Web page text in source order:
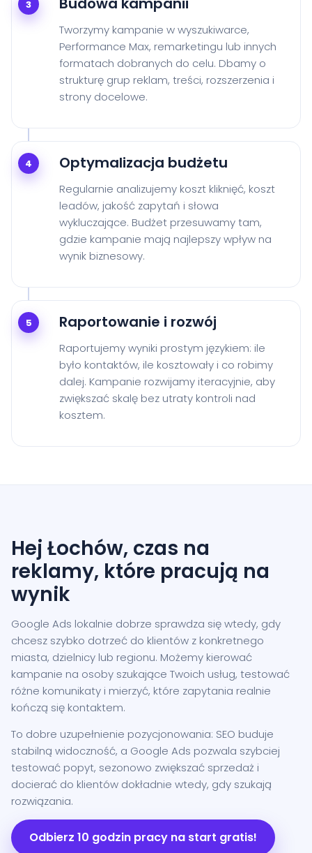
3
Tworzymy kampanie w wyszukiwarce,
Performance Max, remarketingu lub innych
formatach dobranych do celu. Dbamy o
strukturę grup reklam, treści, rozszerzenia i
strony docelowe.
4 Optymalizacja budżetu
Regularnie analizujemy koszt kliknięć, koszt
leadów, jakość zapytań i słowa
wykluczające. Budżet przesuwamy tam,
gdzie kampanie mają najlepszy wpływ na
wynik biznesowy.
5 Raportowanie i rozwój
Raportujemy wyniki prostym językiem: ile
było kontaktów, ile kosztowały i co robimy
dalej. Kampanie rozwijamy iteracyjnie, aby
zwiększać skalę bez utraty kontroli nad
kosztem.
Hej Łochów, czas na
reklamy, które pracują na
wynik
Google Ads lokalnie dobrze sprawdza się wtedy, gdy
chcesz szybko dotrzeć do klientów z konkretnego
miasta, dzielnicy lub regionu. Możemy kierować
kampanie na osoby szukające Twoich usług, testować
różne komunikaty i mierzyć, które zapytania realnie
kończą się kontaktem.
To dobre uzupełnienie pozycjonowania: SEO buduje
stabilną widoczność, a Google Ads pozwala szybciej
testować popyt, sezonowo zwiększać sprzedaż i
docierać do klientów dokładnie wtedy, gdy szukają
rozwiązania.
Odbierz 10 godzin pracy na start gratis!